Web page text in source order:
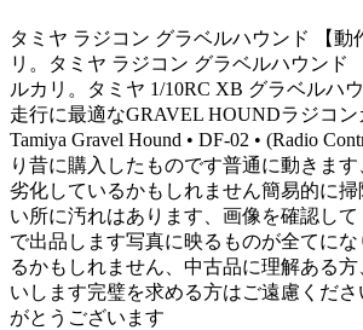
タミヤ ラジコン グラベルハウンド 【動
リ。タミヤ ラジコン グラベルハウンド
ルカリ。タミヤ 1/10RC XB グラベルハ
走行に最適なGRAVEL HOUNDラジコン
Tamiya Gravel Hound • DF-02 • (Radio
り昔に購入したものです普通に動きま
劣化しているかもしれません簡易的に
い所に汚れはあります、画像を確認し
で出品します写真に映るものが全てに
るかもしれません、中古品に理解ある
いします完璧を求める方はご遠慮くださ
がとうございます